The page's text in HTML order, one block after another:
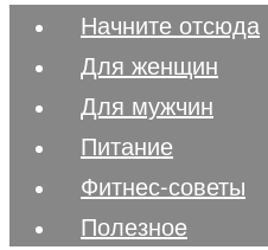
Начните отсюда
Для женщин
Для мужчин
Питание
Фитнес-советы
Полезноe